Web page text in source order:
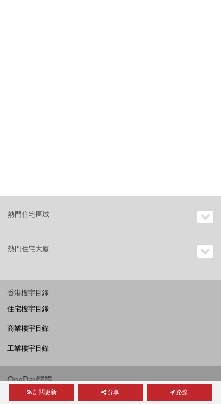
訂閱更新 分享 路線
熱門住宅區域
熱門住宅大廈
香港樓宇目錄
住宅樓宇目錄
商業樓宇目錄
工業樓宇目錄
OneDay國際